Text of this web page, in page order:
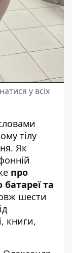
у всіх
тілу
Як
про
та
шести
книги,